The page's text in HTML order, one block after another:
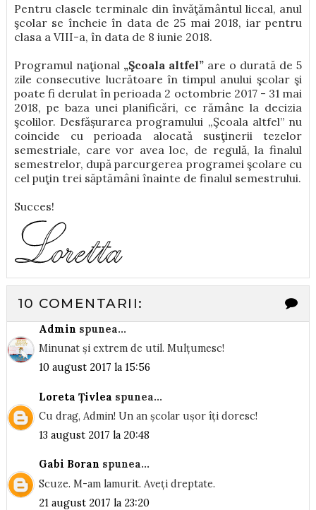
Pentru clasele terminale din învăţământul liceal, anul
şcolar se încheie în data de 25 mai 2018, iar pentru
clasa a VIII-a, în data de 8 iunie 2018.
Programul naţional „Şcoala altfel” are o durată de 5
zile consecutive lucrătoare în timpul anului şcolar şi
poate fi derulat în perioada 2 octombrie 2017 - 31 mai
2018, pe baza unei planificări, ce rămâne la decizia
şcolilor. Desfășurarea programului „Şcoala altfel” nu
coincide cu perioada alocată susţinerii tezelor
semestriale, care vor avea loc, de regulă, la finalul
semestrelor, după parcurgerea programei şcolare cu
cel puţin trei săptămâni înainte de finalul semestrului.
Succes!
10 COMENTARII:
Admin spunea...
Minunat și extrem de util. Mulțumesc!
10 august 2017 la 15:56
Loreta Țivlea spunea...
Cu drag, Admin! Un an școlar ușor îți doresc!
13 august 2017 la 20:48
Gabi Boran spunea...
Scuze. M-am lamurit. Aveți dreptate.
21 august 2017 la 23:20